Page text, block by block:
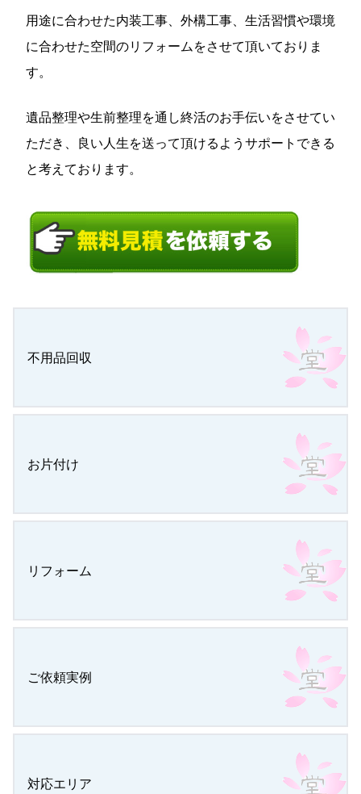
用途に合わせた内装工事、外構工事、生活習慣や環境
に合わせた空間のリフォームをさせて頂いておりま
す。
遺品整理や生前整理を通し終活のお手伝いをさせてい
ただき、良い人生を送って頂けるようサポートできる
と考えております。
不用品回収
お片付け
リフォーム
ご依頼実例
対応エリア